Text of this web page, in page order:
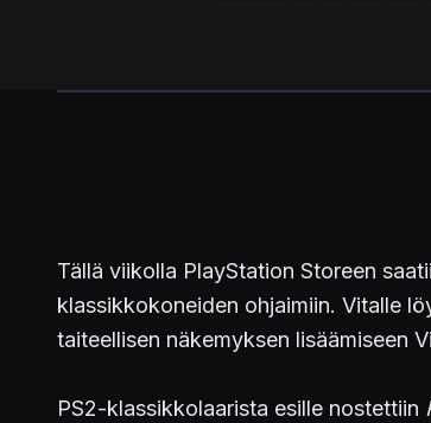
Tällä viikolla PlayStation Storeen
klassikkokoneiden ohjaimiin. Vitalle
taiteellisen näkemyksen lisäämiseen
PS2-klassikkolaarista esille nostettiin